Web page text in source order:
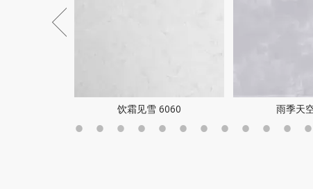
饮霜见雪 6060 雨季天